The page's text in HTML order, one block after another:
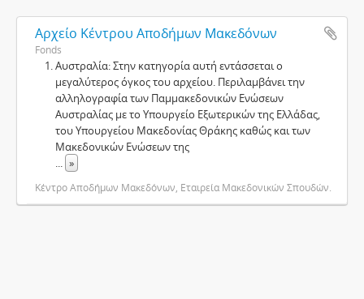
Αρχείο Κέντρου Αποδήμων Μακεδόνων
Fonds
Αυστραλία: Στην κατηγορία αυτή εντάσσεται ο
μεγαλύτερος όγκος του αρχείου. Περιλαμβάνει την
αλληλογραφία των Παμμακεδονικών Ενώσεων
Αυστραλίας με το Υπουργείο Εξωτερικών της Ελλάδας,
του Υπουργείου Μακεδονίας Θράκης καθώς και των
Μακεδονικών Ενώσεων της
... »
Κέντρο Αποδήμων Μακεδόνων, Εταιρεία Μακεδονικών Σπουδών.